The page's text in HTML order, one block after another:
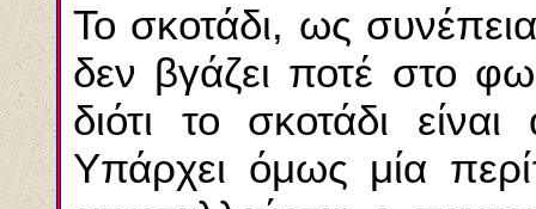
Το σκοτάδι, ως
δεν βγάζει ποτέ στο
διότι το σκοτάδι
Υπάρχει όμως μία